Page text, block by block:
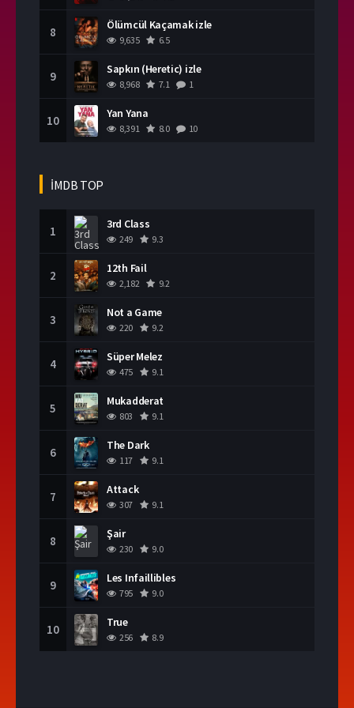
8 Ölümcül Kaçamak izle
9,635 6.5
9 Sapkın (Heretic) izle
8,968 7.1 1
10 Yan Yana
8,391 8.0 10
İMDB TOP
1 3rd Class
249 9.3
2 12th Fail
2,182 9.2
3 Not a Game
220 9.2
4 Süper Melez
475 9.1
5 Mukadderat
803 9.1
6 The Dark
117 9.1
7 Attack
307 9.1
8 Şair
230 9.0
9 Les Infaillibles
795 9.0
10 True
256 8.9